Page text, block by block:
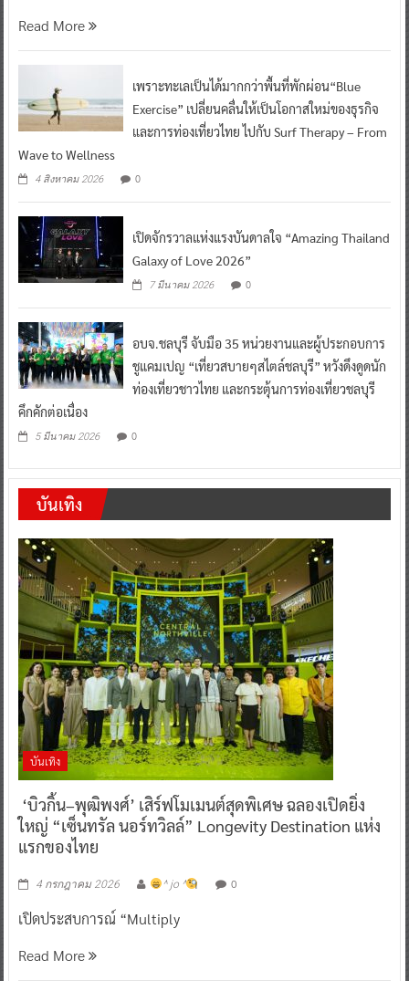
Read More
เพราะทะเลเป็นได้มากกว่าพื้นที่พักผ่อน“Blue
Exercise” เปลี่ยนคลื่นให้เป็นโอกาสใหม่ของธุรกิจ
และการท่องเที่ยวไทย ไปกับ Surf Therapy – From
Wave to Wellness
4 สิงหาคม 2026 0
เปิดจักรวาลแห่งแรงบันดาลใจ “Amazing Thailand
Galaxy of Love 2026”
7 มีนาคม 2026 0
อบจ.ชลบุรี จับมือ 35 หน่วยงานและผู้ประกอบการ
ชูแคมเปญ “เที่ยวสบายๆสไตล์ชลบุรี” หวังดึงดูดนัก
ท่องเที่ยวชาวไทย และกระตุ้นการท่องเที่ยวชลบุรี
คึกคักต่อเนื่อง
5 มีนาคม 2026 0
บันเทิง
บันเทิง
‘บิวกิ้น–พุฒิพงศ์’ เสิร์ฟโมเมนต์สุดพิเศษ ฉลองเปิดยิ่ง
ใหญ่ “เซ็นทรัล นอร์ทวิลล์” Longevity Destination แห่ง
แรกของไทย
4 กรกฎาคม 2026 ^ jo ^ 0
เปิดประสบการณ์ “Multiply
Read More